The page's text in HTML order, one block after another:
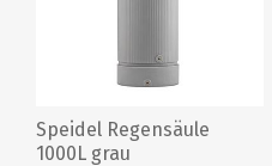
Speidel Regensäule
1000L grau